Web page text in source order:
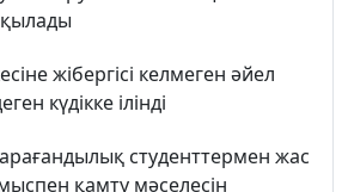
жібергісі келмеген әйел
күдікке ілінді
студенттермен жас
қамту мәселесін